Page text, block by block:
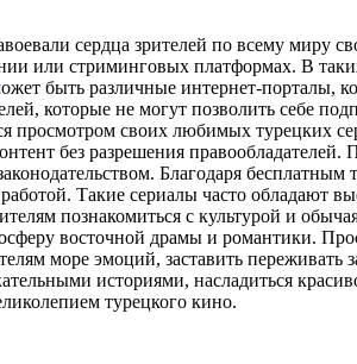
сердца зрителей по всему миру
или стриминговых платформах. В
быть различные интернет-порталы,
которые не могут позволить себе
просмотром своих любимых турецких
без разрешения
Благодаря бесплатным
Такие сериалы часто обладают
познакомиться с культурой и
восточной драмы и романтики.
море эмоций, заставить переживать
историями, насладиться
турецкого кино.